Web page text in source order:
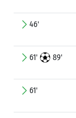
46'
61' 89'
61'